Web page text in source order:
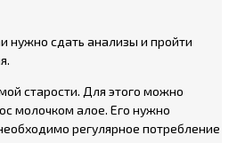
нужно сдать анализы и пройти
старости. Для этого можно
молочком алое. Его нужно
регулярное потребление